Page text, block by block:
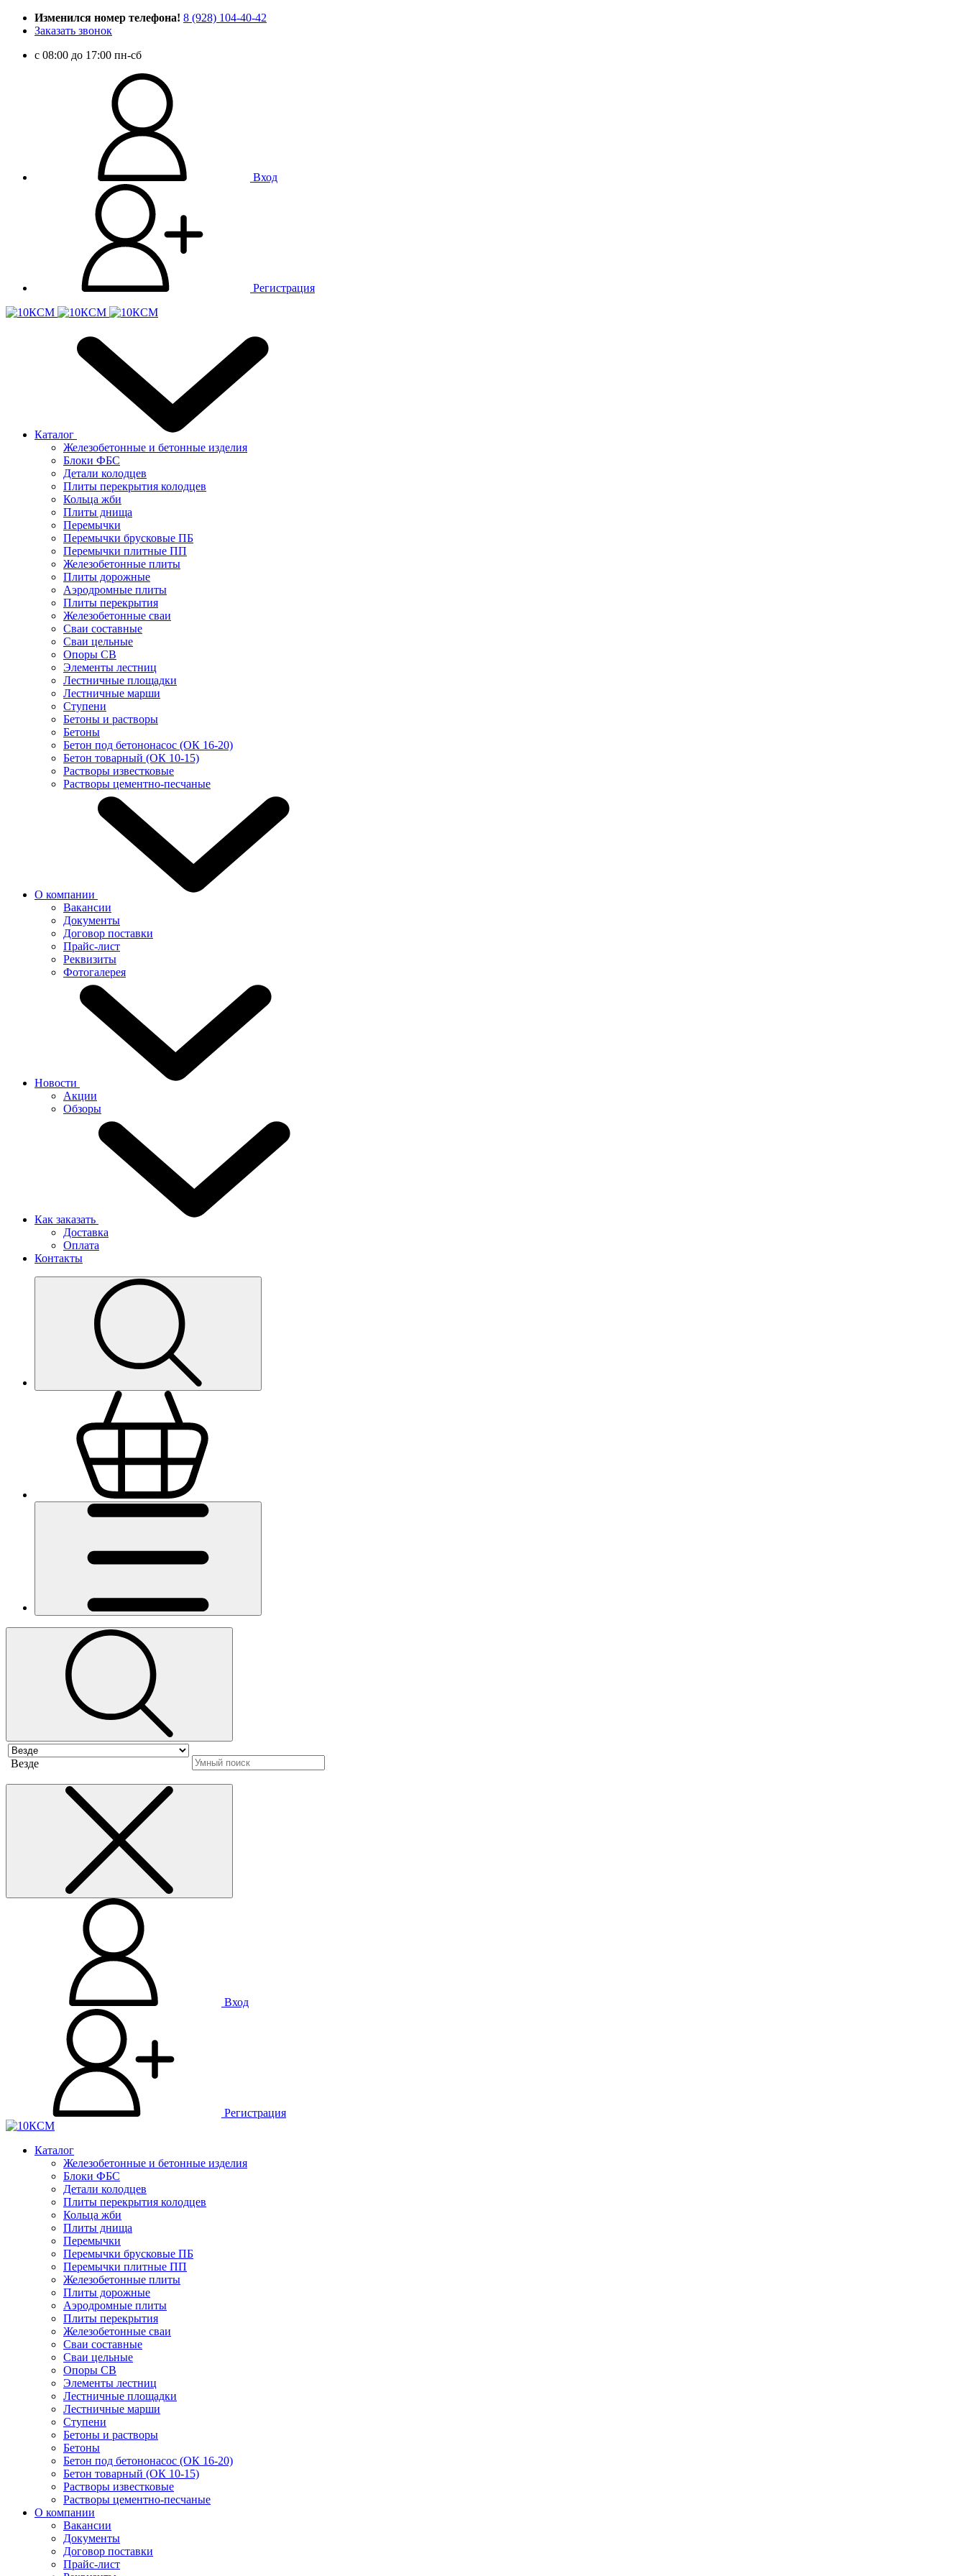
Изменился номер телефона! 8 (928) 104-40-42
Заказать звонок
c 08:00 до 17:00 пн-сб
Вход
Регистрация
Каталог
Железобетонные и бетонные изделия
Блоки ФБС
Детали колодцев
Плиты перекрытия колодцев
Кольца жби
Плиты днища
Перемычки
Перемычки брусковые ПБ
Перемычки плитные ПП
Железобетонные плиты
Плиты дорожные
Аэродромные плиты
Плиты перекрытия
Железобетонные сваи
Сваи составные
Сваи цельные
Опоры СВ
Элементы лестниц
Лестничные площадки
Лестничные марши
Ступени
Бетоны и растворы
Бетоны
Бетон под бетононасос (ОК 16-20)
Бетон товарный (ОК 10-15)
Растворы известковые
Растворы цементно-песчаные
О компании
Вакансии
Документы
Договор поставки
Прайс-лист
Реквизиты
Фотогалерея
Новости
Акции
Обзоры
Как заказать
Доставка
Оплата
Контакты
Везде
Вход
Регистрация
Каталог
Железобетонные и бетонные изделия
Блоки ФБС
Детали колодцев
Плиты перекрытия колодцев
Кольца жби
Плиты днища
Перемычки
Перемычки брусковые ПБ
Перемычки плитные ПП
Железобетонные плиты
Плиты дорожные
Аэродромные плиты
Плиты перекрытия
Железобетонные сваи
Сваи составные
Сваи цельные
Опоры СВ
Элементы лестниц
Лестничные площадки
Лестничные марши
Ступени
Бетоны и растворы
Бетоны
Бетон под бетононасос (ОК 16-20)
Бетон товарный (ОК 10-15)
Растворы известковые
Растворы цементно-песчаные
О компании
Вакансии
Документы
Договор поставки
Прайс-лист